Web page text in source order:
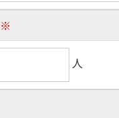
※
人